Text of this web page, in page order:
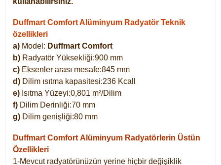
Duffmart Comfort Alüminyum Radyatör Teknik
özellikleri
a) Model: Duffmart Comfort
b) Radyatör Yüksekliği:900 mm
c) Eksenler arası mesafe:845 mm
d) Dilim ısıtma kapasitesi:236 Kcall
e) Isıtma Yüzeyi:0,801 m²/Dilim
f) Dilim Derinliği:70 mm
g) Dilim genişliği:80 mm
Duffmart Comfort Alüminyum Radyatörlerin Üstün
Özellikleri
1-Mevcut radyatörünüzün yerine hiçbir değişiklik